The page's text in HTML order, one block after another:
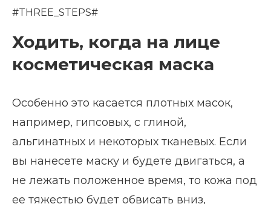
#THREE_STEPS#
Ходить, когда на лице
косметическая маска
Особенно это касается плотных масок,
например, гипсовых, с глиной,
альгинатных и некоторых тканевых. Если
вы нанесете маску и будете двигаться, а
не лежать положенное время, то кожа под
ее тяжестью будет обвисать вниз,